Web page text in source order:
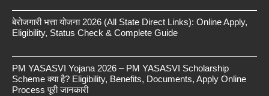
बेरोजगारी भत्ता योजना 2026 (All State Direct Links): Online Apply,
Eligibility, Status Check & Complete Guide
PM YASASVI Yojana 2026 – PM YASASVI Scholarship
Scheme क्या है? Eligibility, Benefits, Documents, Apply Online
Process पूरी जानकारी